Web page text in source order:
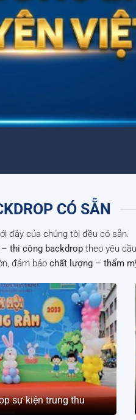
CÓ SẴN
đây của chúng tôi đều có sẵn.
thi công backdroptheo yêu
đảm bảo chất lượng – thẩm
sự kiện trung thu